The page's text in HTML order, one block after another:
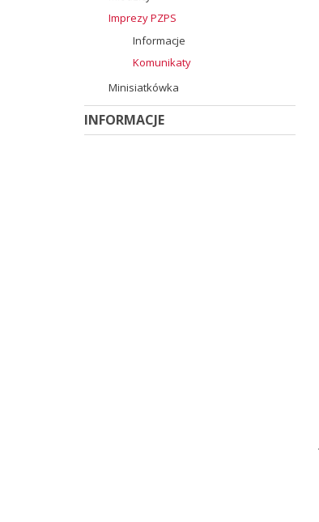
Imprezy PZPS
Informacje
Komunikaty
Minisiatkówka
INFORMACJE